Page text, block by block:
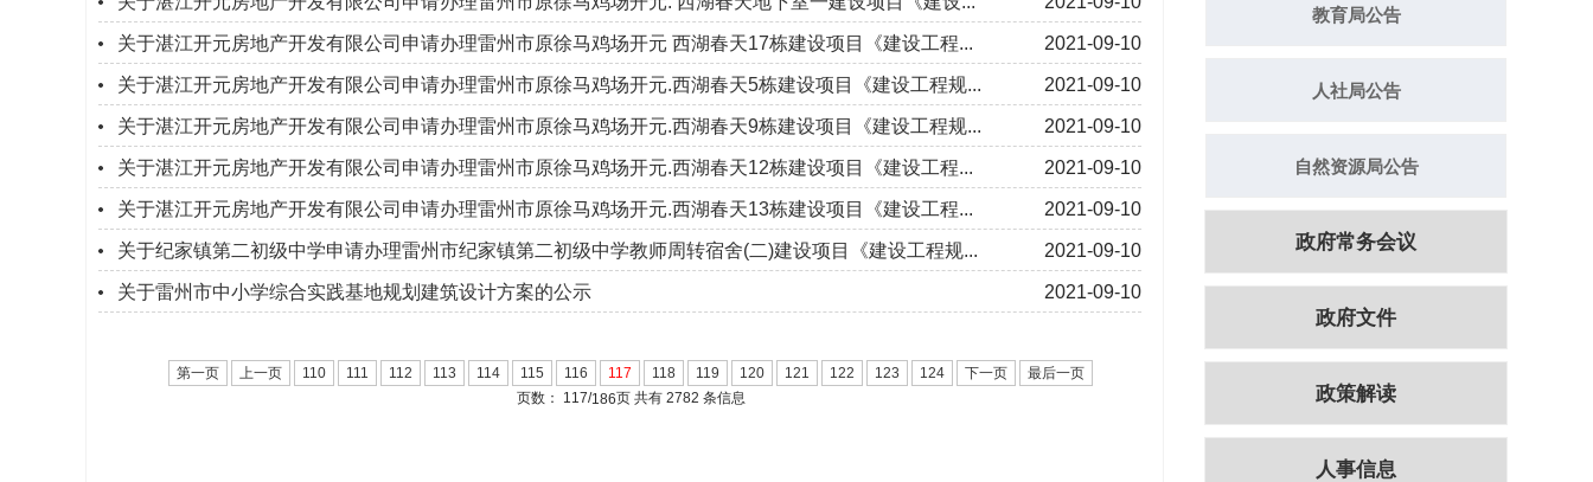
2021-09-10
关于湛江开元房地产开发有限公司申请办理雷州市原徐马鸡场开元 西湖春天17栋建设项目《建设工程...
2021-09-10
关于湛江开元房地产开发有限公司申请办理雷州市原徐马鸡场开元.西湖春天5栋建设项目《建设工程规...
2021-09-10
关于湛江开元房地产开发有限公司申请办理雷州市原徐马鸡场开元.西湖春天9栋建设项目《建设工程规...
2021-09-10
关于湛江开元房地产开发有限公司申请办理雷州市原徐马鸡场开元.西湖春天12栋建设项目《建设工程...
2021-09-10
关于湛江开元房地产开发有限公司申请办理雷州市原徐马鸡场开元.西湖春天13栋建设项目《建设工程...
2021-09-10
关于纪家镇第二初级中学申请办理雷州市纪家镇第二初级中学教师周转宿舍(二)建设项目《建设工程规...
2021-09-10
关于雷州市中小学综合实践基地规划建筑设计方案的公示
第一页 上一页 110 111 112 113 114 115 116 117 118 119 120 121 122 123 124 下一页
最后一页
页数：
117/186页 共有 2782 条信息
教育局公告
人社局公告
自然资源局公告
政府常务会议
政府文件
政策解读
人事信息